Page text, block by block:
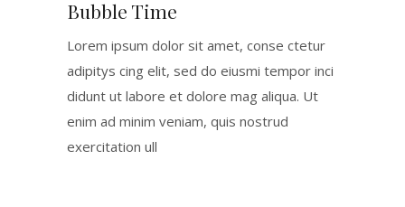
Bubble Time
Lorem ipsum dolor sit amet, conse ctetur
adipitys cing elit, sed do eiusmi tempor inci
didunt ut labore et dolore mag aliqua. Ut
enim ad minim veniam, quis nostrud
exercitation ull